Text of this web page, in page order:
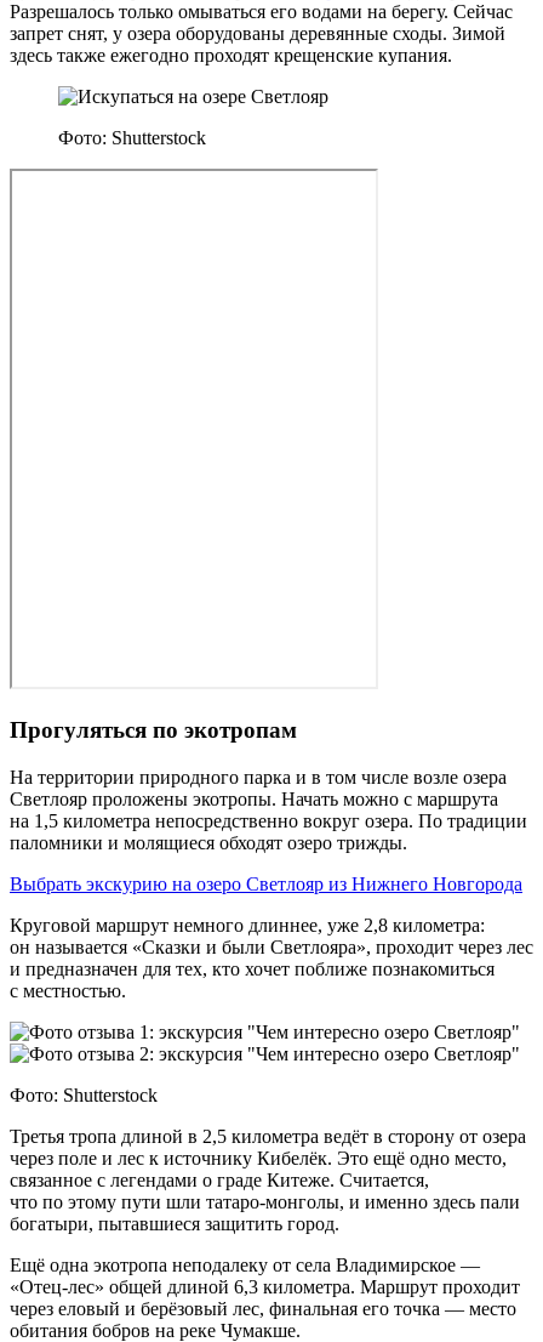
Разрешалось только омываться его водами на берегу. Сейчас
запрет снят, у озера оборудованы деревянные сходы. Зимой
здесь также ежегодно проходят крещенские купания.
Фото: Shutterstock
Прогуляться по экотропам
На территории природного парка и в том числе возле озера
Светлояр проложены экотропы. Начать можно с маршрута
на 1,5 километра непосредственно вокруг озера. По традиции
паломники и молящиеся обходят озеро трижды.
Выбрать экскурию на озеро Светлояр из Нижнего Новгорода
Круговой маршрут немного длиннее, уже 2,8 километра:
он называется «Сказки и были Светлояра», проходит через лес
и предназначен для тех, кто хочет поближе познакомиться
с местностью.
Фото: Shutterstock
Третья тропа длиной в 2,5 километра ведёт в сторону от озера
через поле и лес к источнику Кибелёк. Это ещё одно место,
связанное с легендами о граде Китеже. Считается,
что по этому пути шли татаро‑монголы, и именно здесь пали
богатыри, пытавшиеся защитить город.
Ещё одна экотропа неподалеку от села Владимирское —
«Отец‑лес» общей длиной 6,3 километра. Маршрут проходит
через еловый и берёзовый лес, финальная его точка — место
обитания бобров на реке Чумакше.